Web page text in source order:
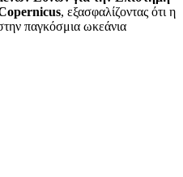
, εξασφαλίζοντας ότι η
παγκόσμια ωκεάνια